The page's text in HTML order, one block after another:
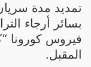
تمديد مدة
بسائر أرجاء
المقبل.